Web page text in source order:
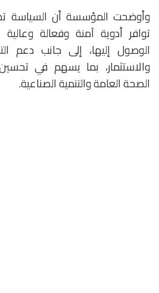
وأوضحت المؤسسة أن السياسة
توافر أدوية آمنة وفعالة
الوصول إليها، إلى جانب دعم
والاستثمار، بما يسهم في
الصحة العامة والتنمية الصناعية.